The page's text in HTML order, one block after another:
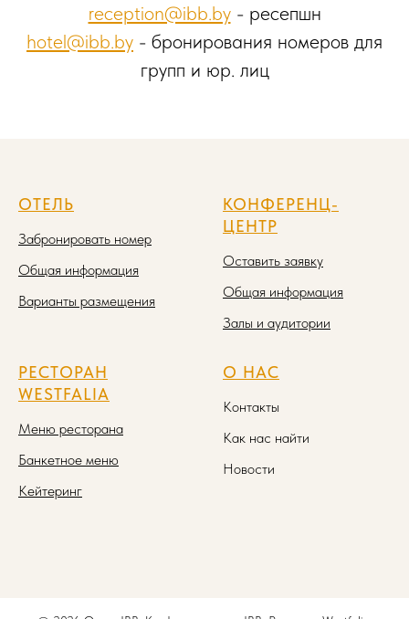
reception@ibb.by- ресепшн
hotel@ibb.by - бронирования номеров для
групп и юр. лиц
ОТЕЛЬ
Забронировать номер
Общая информация
Варианты размещения
КОНФЕРЕНЦ-
ЦЕНТР
Оставить заявку
Общая информация
Залы и аудитории
РЕСТОРАН
WESTFALIA
Меню ресторана
Банкетное меню
Кейтеринг
О НАС
Контакты
Как нас найти
Новости